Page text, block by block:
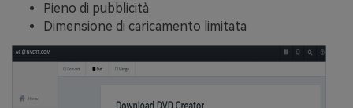
Pieno di pubblicità
Dimensione di caricamento limitata